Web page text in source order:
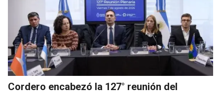
Cordero encabezó la 127° reunión del